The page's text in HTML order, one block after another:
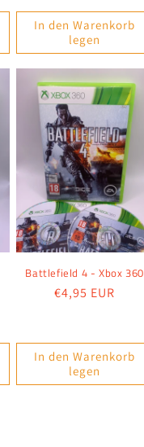
In den Warenkorb
legen
Battlefield 4 - Xbox 360
Normaler
€4,95 EUR
In den Warenkorb
legen